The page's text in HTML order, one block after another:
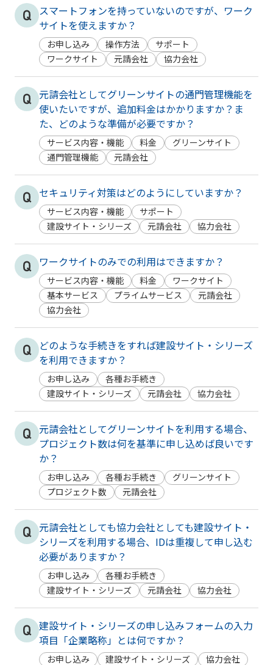
スマートフォンを持っていないのですが、ワーク
サイトを使えますか？
お申し込み 操作方法
サポート
ワークサイト
元請会社 協力会社
元請会社としてグリーンサイトの通門管理機能を
使いたいですが、追加料金はかかりますか？ま
た、どのような準備が必要ですか？
サービス内容・機能 料金
グリーンサイト
通門管理機能
元請会社
セキュリティ対策はどのようにしていますか？
サービス内容・機能
サポート
建設サイト・シリーズ
元請会社 協力会社
ワークサイトのみでの利用はできますか？
サービス内容・機能 料金
ワークサイト
基本サービス
プライムサービス
元請会社
協力会社
どのような手続きをすれば建設サイト・シリーズ
を利用できますか？
お申し込み
各種お手続き
建設サイト・シリーズ
元請会社 協力会社
元請会社としてグリーンサイトを利用する場合、
プロジェクト数は何を基準に申し込めば良いです
か？
お申し込み 各種お手続き
グリーンサイト
プロジェクト数
元請会社
元請会社としても協力会社としても建設サイト・
シリーズを利用する場合、IDは重複して申し込む
必要がありますか？
お申し込み
各種お手続き
建設サイト・シリーズ
元請会社 協力会社
建設サイト・シリーズの申し込みフォームの入力
項目「企業略称」とは何ですか？
お申し込み 建設サイト・シリーズ 協力会社